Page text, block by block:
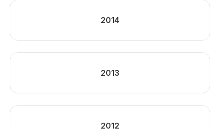
2014
2013
2012